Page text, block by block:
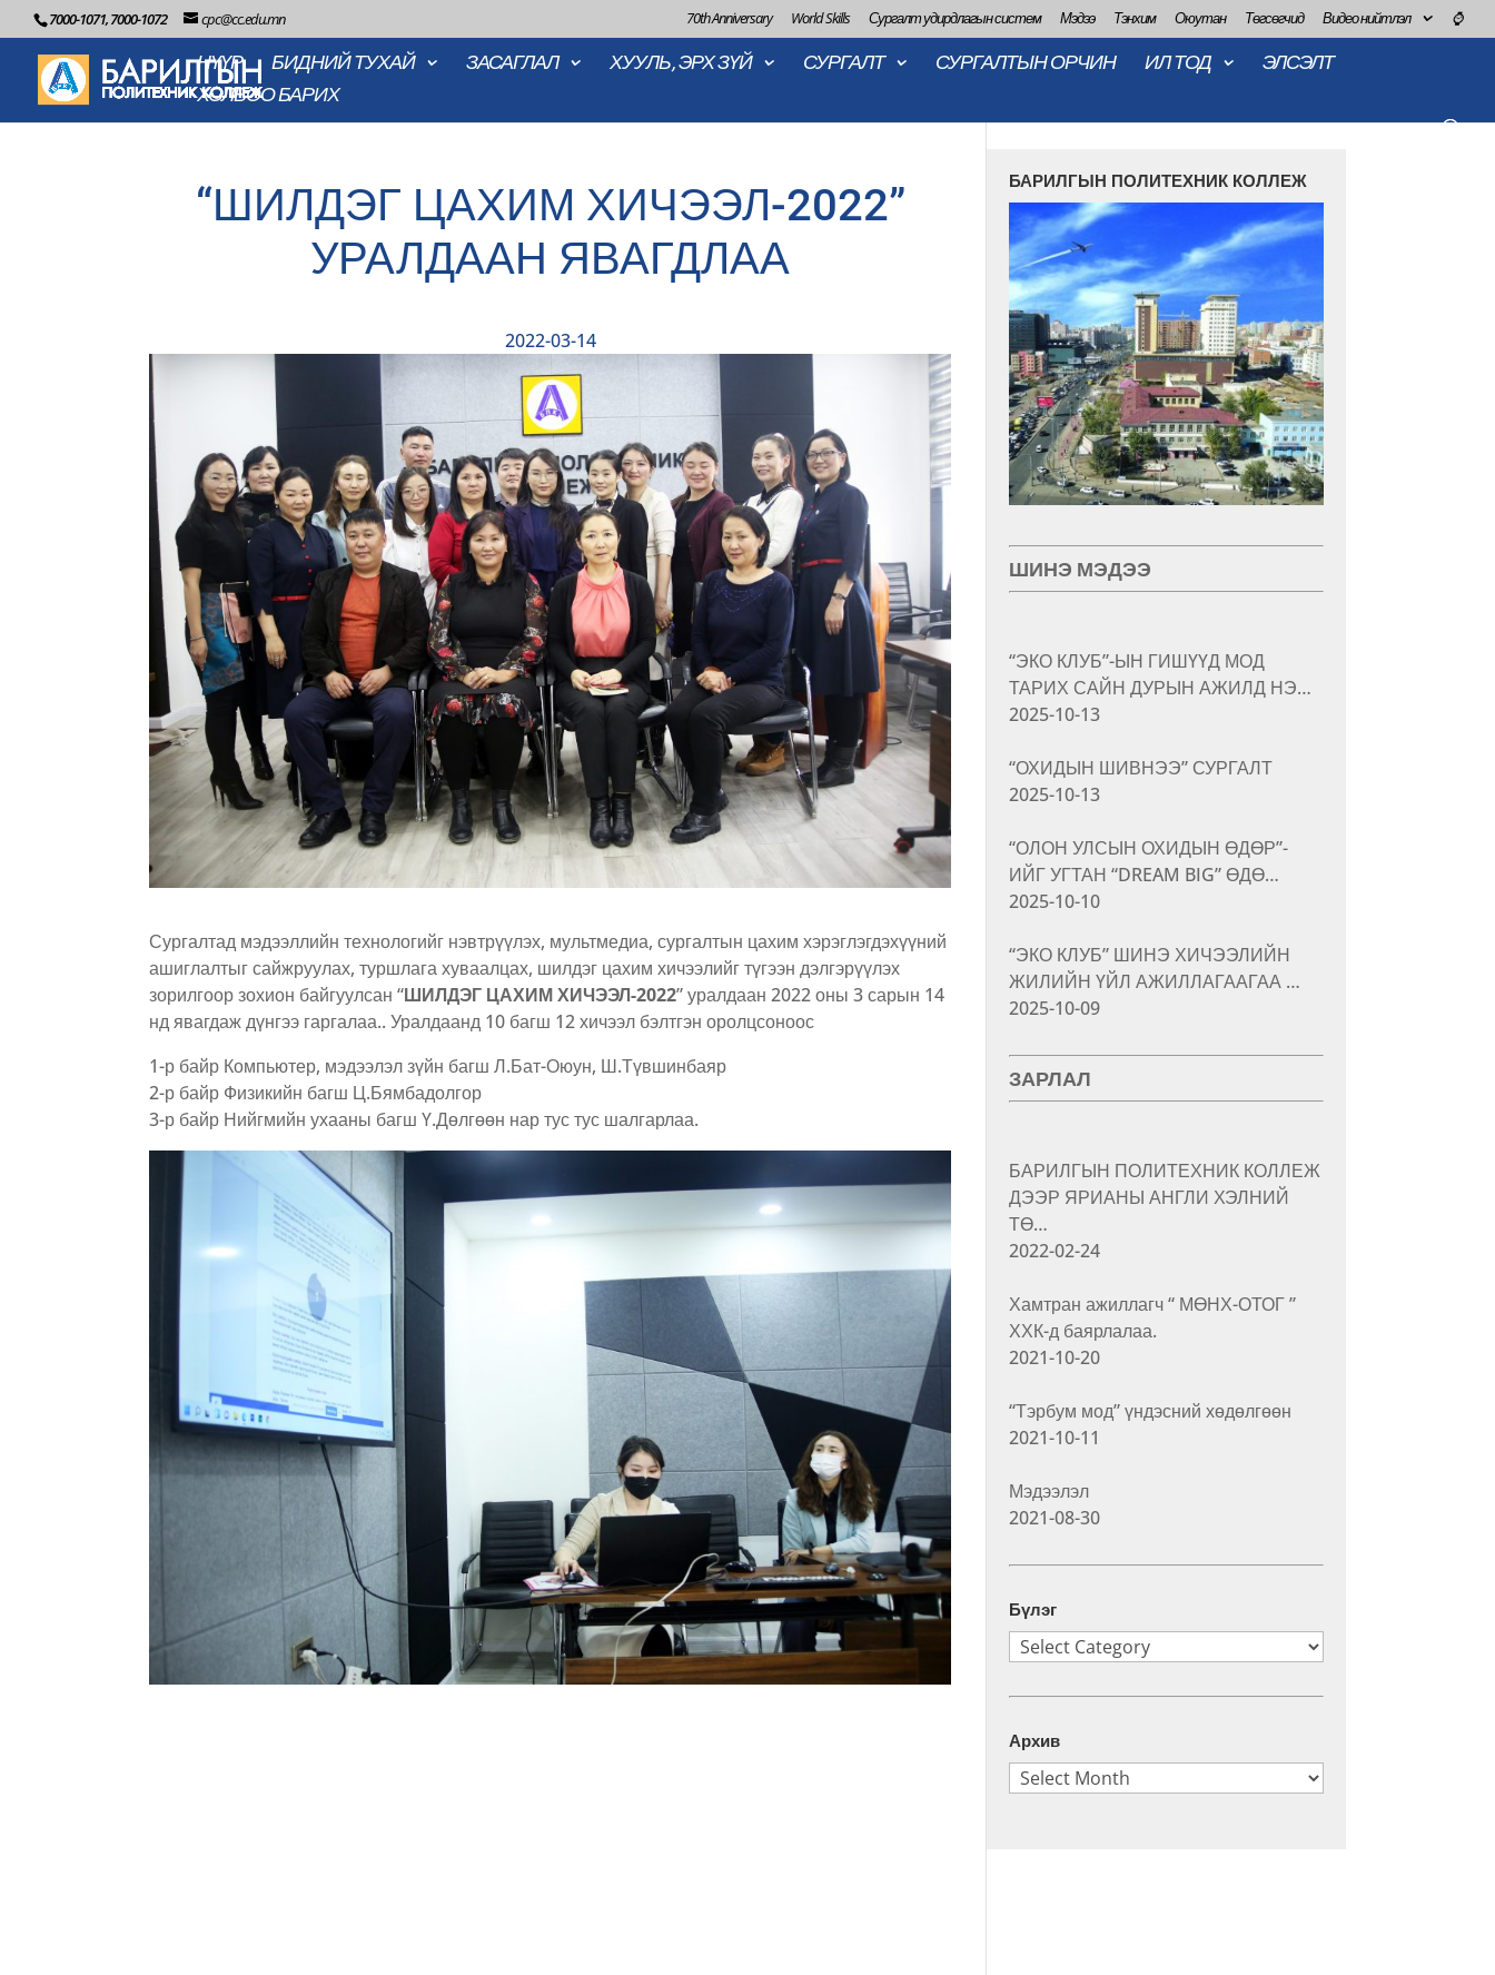
7000-1071, 7000-1072 cpc@cc.edu.mn 70th Anniversary World Skills Сургалт удирдлагын систем Мэдээ Тэнхим Оюутан Төгсөгчид Видео нийтлэл ⌚
НҮҮР БИДНИЙ ТУХАЙ ЗАСАГЛАЛ ХУУЛЬ, ЭРХ ЗҮЙ СУРГАЛТ СУРГАЛТЫН ОРЧИН ИЛ ТОД
ЭЛСЭЛТ
ХОЛБОО БАРИХ
“ШИЛДЭГ ЦАХИМ ХИЧЭЭЛ-2022”
УРАЛДААН ЯВАГДЛАА
2022-03-14
Сургалтад мэдээллийн технологийг нэвтрүүлэх, мультмедиа, сургалтын цахим хэрэглэгдэхүүний
ашиглалтыг сайжруулах, туршлага хуваалцах, шилдэг цахим хичээлийг түгээн дэлгэрүүлэх
зорилгоор зохион байгуулсан “ШИЛДЭГ ЦАХИМ ХИЧЭЭЛ-2022” уралдаан 2022 оны 3 сарын 14
нд явагдаж дүнгээ гаргалаа.. Уралдаанд 10 багш 12 хичээл бэлтгэн оролцсоноос
1-р байр Компьютер, мэдээлэл зүйн багш Л.Бат-Оюун, Ш.Түвшинбаяр
2-р байр Физикийн багш Ц.Бямбадолгор
3-р байр Нийгмийн ухааны багш Ү.Дөлгөөн нар тус тус шалгарлаа.
БАРИЛГЫН ПОЛИТЕХНИК КОЛЛЕЖ
ШИНЭ МЭДЭЭ
“ЭКО КЛУБ”-ЫН ГИШҮҮД МОД
ТАРИХ САЙН ДУРЫН АЖИЛД НЭ…
2025-10-13
“ОХИДЫН ШИВНЭЭ” СУРГАЛТ
2025-10-13
“ОЛОН УЛСЫН ОХИДЫН ӨДӨР”-
ИЙГ УГТАН “DREAM BIG” ӨДӨ…
2025-10-10
“ЭКО КЛУБ” ШИНЭ ХИЧЭЭЛИЙН
ЖИЛИЙН ҮЙЛ АЖИЛЛАГААГАА …
2025-10-09
ЗАРЛАЛ
БАРИЛГЫН ПОЛИТЕХНИК КОЛЛЕЖ
ДЭЭР ЯРИАНЫ АНГЛИ ХЭЛНИЙ
ТӨ…
2022-02-24
Хамтран ажиллагч “ МӨНХ-ОТОГ ”
ХХК-д баярлалаа.
2021-10-20
“Тэрбум мод” үндэсний хөдөлгөөн
2021-10-11
Мэдээлэл
2021-08-30
Бүлэг
Бүлэг
Архив
Архив